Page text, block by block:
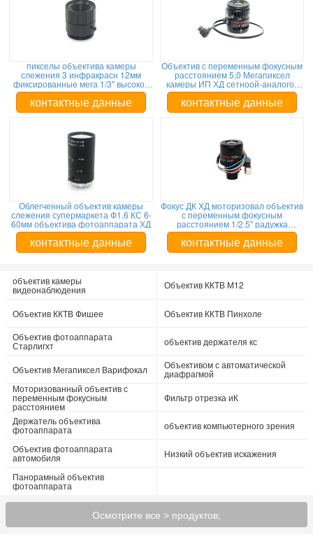
пикселы объектива камеры
слежения 3 инфракрасн 12мм
фиксированные мега 1/3" высокое
разрешение Ф1.6
контактные данные
Объектив с переменным фокусным
расстоянием 5,0 Мегапиксел
камеры ИП ХД сетноой-аналогов
держатель КС 1/2.5" 6-22мм
контактные данные
Облегченный объектив камеры
слежения супермаркета Ф1.6 КС 6-
60мм объектива фотоаппарата ХД
контактные данные
Фокус ДК ХД моторизовал объектив
с переменным фокусным
расстоянием 1/2.5" радужка
руководства Ф1.6 5МП 6-22мм
контактные данные
объектив камеры
видеонаблюдения Объектив ККТВ М12
Объектив ККТВ Фишее
Объектив ККТВ Пинхоле
Объектив фотоаппарата
Старлигхт объектив держателя кс
Объектив Мегапиксел Варифокал Объективом с автоматической
диафрагмой
Моторизованный объектив с
переменным фокусным
расстоянием
Фильтр отрезка иК
Держатель объектива
фотоаппарата
объектив компьютерного зрения
Объектив фотоаппарата
автомобиля
Низкий объектив искажения
Панорамный объектив
фотоаппарата
Осмотрите все > продуктов;